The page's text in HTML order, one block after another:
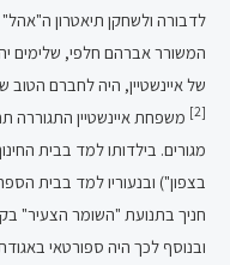
לדבורה ולשחקן תיאטרון
המשורר אברהם חלפי, שלימים
של איינשטיין, היה לחברם
[2]
משפחת איינשטיין התגוררה
מגורים. בילדותו למד בבית
בצפון") ובנעוריו למד בבית
חניך בתנועת "השומר הצעיר"
ובנוסף לכך היה ספורטאי